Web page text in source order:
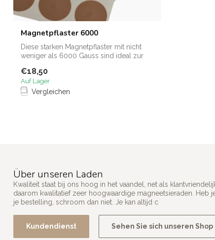
Magnetpflaster 6000
Diese starken Magnetpflaster mit nicht
weniger als 6000 Gauss sind ideal zur
€18,50
Auf Lager
Vergleichen
Über unseren Laden
Kwaliteit staat bij ons hoog in het vaandel, net als
daarom kwalitatief zeer hoogwaardige magneetsieraden. Heb
je bestelling, schroom dan niet. Je kan altijd c
Kundendienst Sehen Sie sich unseren Shop